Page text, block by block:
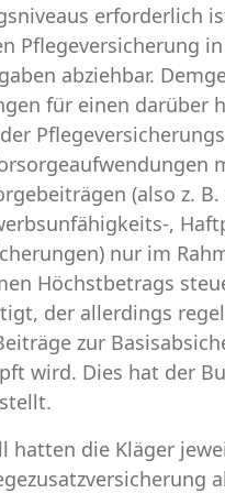
erforderlich
Pflegeversicherung
abziehbar.
für einen darüber
(also z.
,
nur im
Höchstbetrags
der allerdings
zur
wird. Dies hat der
hatten die Kläger